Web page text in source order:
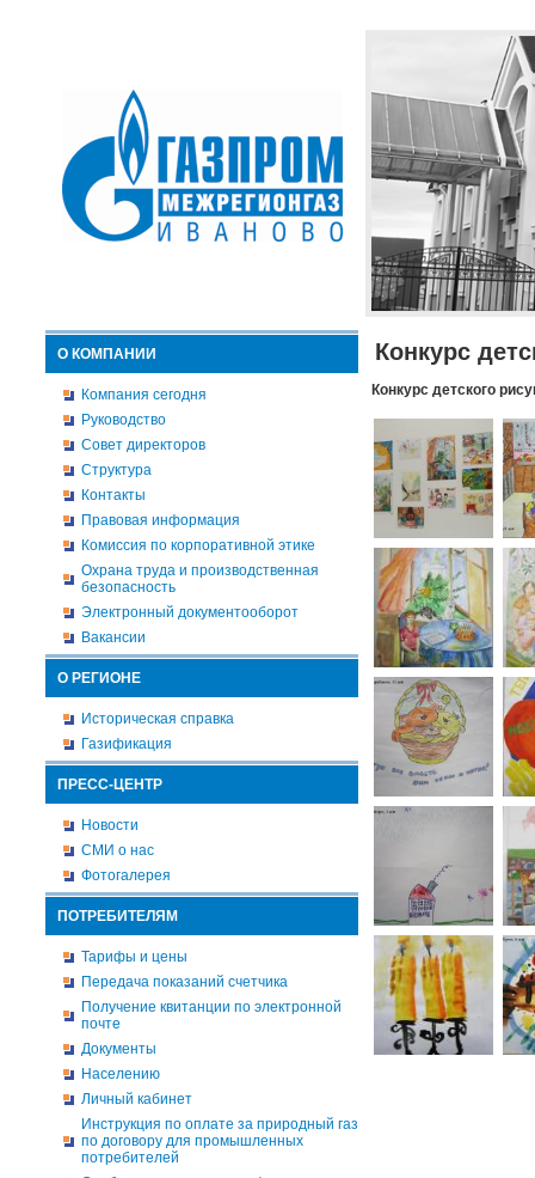
О КОМПАНИИ
Компания сегодня
Руководство
Совет директоров
Структура
Контакты
Правовая информация
Комиссия по корпоративной этике
Охрана труда и производственная
безопасность
Электронный документооборот
Вакансии
О РЕГИОНЕ
Историческая справка
Газификация
ПРЕСС-ЦЕНТР
Новости
СМИ о нас
Фотогалерея
ПОТРЕБИТЕЛЯМ
Тарифы и цены
Передача показаний счетчика
Получение квитанции по электронной
почте
Документы
Населению
Личный кабинет
Инструкция по оплате за природный газ
по договору для промышленных
потребителей
Конкурс
Конкурс детского